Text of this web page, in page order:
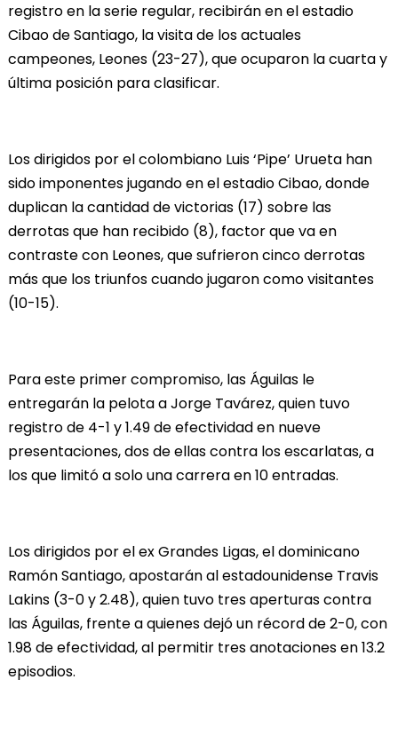
registro en la serie regular, recibirán en el estadio
Cibao de Santiago, la visita de los actuales
campeones, Leones (23-27), que ocuparon la cuarta y
última posición para clasificar.
Los dirigidos por el colombiano Luis ‘Pipe’ Urueta han
sido imponentes jugando en el estadio Cibao, donde
duplican la cantidad de victorias (17) sobre las
derrotas que han recibido (8), factor que va en
contraste con Leones, que sufrieron cinco derrotas
más que los triunfos cuando jugaron como visitantes
(10-15).
Para este primer compromiso, las Águilas le
entregarán la pelota a Jorge Tavárez, quien tuvo
registro de 4-1 y 1.49 de efectividad en nueve
presentaciones, dos de ellas contra los escarlatas, a
los que limitó a solo una carrera en 10 entradas.
Los dirigidos por el ex Grandes Ligas, el dominicano
Ramón Santiago, apostarán al estadounidense Travis
Lakins (3-0 y 2.48), quien tuvo tres aperturas contra
las Águilas, frente a quienes dejó un récord de 2-0, con
1.98 de efectividad, al permitir tres anotaciones en 13.2
episodios.